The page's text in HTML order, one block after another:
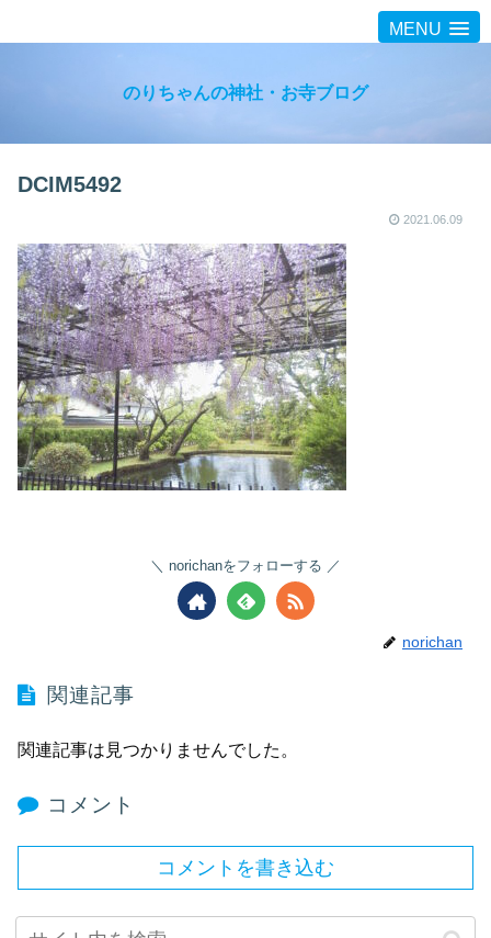
MENU
のりちゃんの神社・お寺ブログ
DCIM5492
2021.06.09
norichanをフォローする
norichan
関連記事
関連記事は見つかりませんでした。
コメント
コメントを書き込む